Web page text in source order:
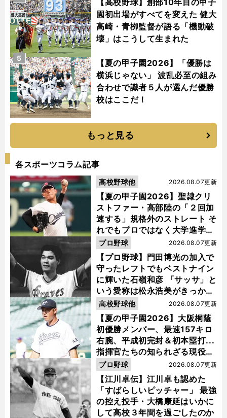
園初出場がすべてを変えた 健大
高崎・青栁監督が語る「機動破
壊」はこうして生まれた
【夏の甲子園2026】「優勝は
横浜じゃない」 波乱必至の組み
合わせで識者５人が選んだ優勝
校はここだ！
5
もっと見る
各スポーツコラム記事
【夏の甲子園2026】聖隷クリ
ストファー・高部陸の「２回加
速する」規格外のストレート そ
れでもプロではなく大学進学を
選ぶ理由
2026.08.07更新
高校野球他
【プロ野球】門田博光の加入で
守ったレフトでもベストナイン
に輝いた石嶺和彦 「サッサ」と
いう愛称は松永浩美がきっか
け？
2026.08.07更新
プロ野球
【夏の甲子園2026】大阪桐蔭
初優勝メンバー、最速157キロ
右腕、平成初完封＆初本塁打...
指揮官たちの知られざる現役時
代
2026.08.07更新
高校野球他
【江川卓伝】江川卓も認めた
「すばらしいピッチャー」 最強
の控え投手・大橋康延はいかに
して高校３年間を過ごしたのか
2026.08.07更新
プロ野球